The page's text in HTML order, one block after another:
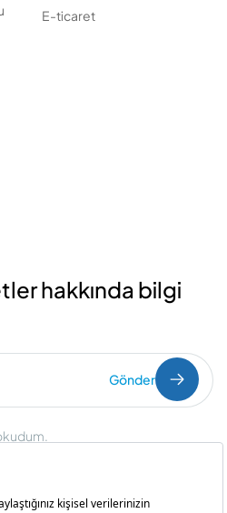
E-ticaret
hakkında bilgi
Gönder